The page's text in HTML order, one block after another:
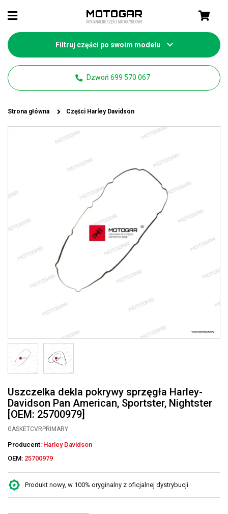
Filtruj części po swoim modelu
Dzwoń 699 570 067
Strona główna Części Harley Davidson
Uszczelka dekla pokrywy sprzęgła Harley-
Davidson Pan American, Sportster, Nightster
[OEM: 25700979]
GASKETCVRPRIMARY
Producent: Harley Davidson
OEM: 25700979
Produkt nowy, w 100% oryginalny z oficjalnej dystrybucji